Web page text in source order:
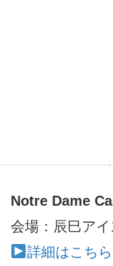
Notre Dame
会場：辰巳アイ
詳細はこちら